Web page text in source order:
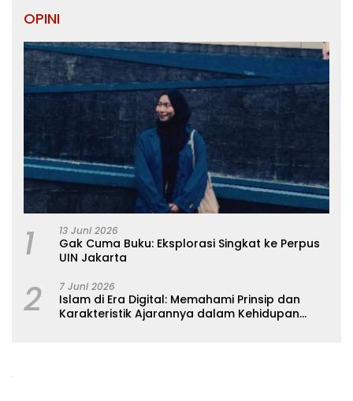
OPINI
1 13 Juni 2026
Gak Cuma Buku: Eksplorasi Singkat ke Perpus
UIN Jakarta
2 7 Juni 2026
Islam di Era Digital: Memahami Prinsip dan
Karakteristik Ajarannya dalam Kehidupan